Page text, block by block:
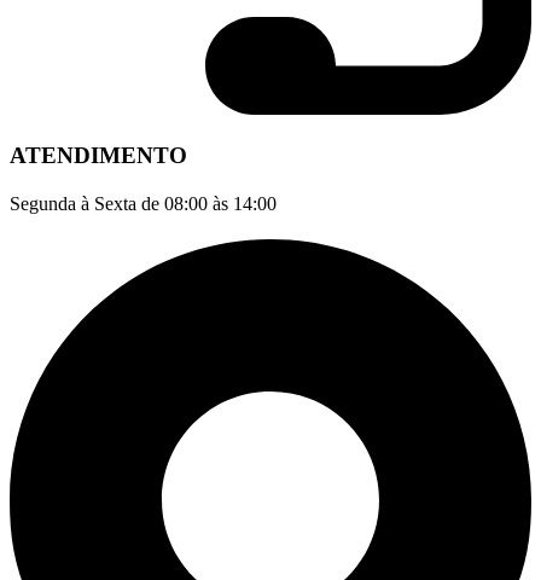
ATENDIMENTO
Segunda à Sexta de 08:00 às 14:00